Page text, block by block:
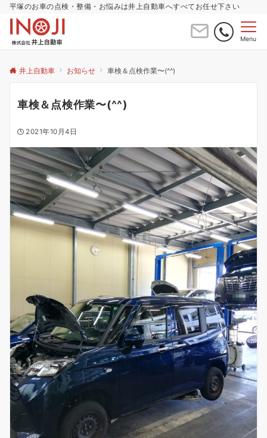
平塚のお車の点検・整備・お悩みは井上自動車へすべてお任せ下さい
Menu
井上自動車 お知らせ 車検＆点検作業〜(^^)
車検＆点検作業〜(^^)
2021年10月4日